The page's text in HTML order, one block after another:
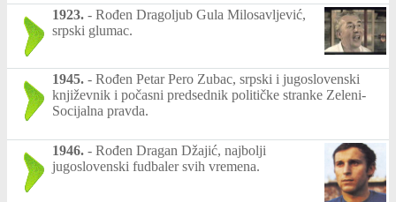
1923. - Rođen Dragoljub Gula Milosavljević,
srpski glumac.
1945. - Rođen Petar Pero Zubac, srpski i jugoslovenski
književnik i počasni predsednik političke stranke Zeleni-
Socijalna pravda.
1946. - Rođen Dragan Džajić, najbolji
jugoslovenski fudbaler svih vremena.